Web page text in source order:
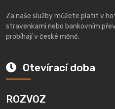
Za naše služby můžete platit v
stravenkami nebo bankovním
probíhají v české měně.
Otevírací doba
ROZVOZ